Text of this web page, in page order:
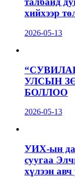
хийхээр
2026-05-13
УЛСЫН
БОЛЛОО
2026-05-13
УИХ-ын
суугаа
хүлээн авч